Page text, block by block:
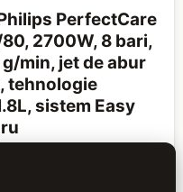
PerfectCare
2700W, 8 bari,
min, jet de abur
tehnologie
sistem Easy